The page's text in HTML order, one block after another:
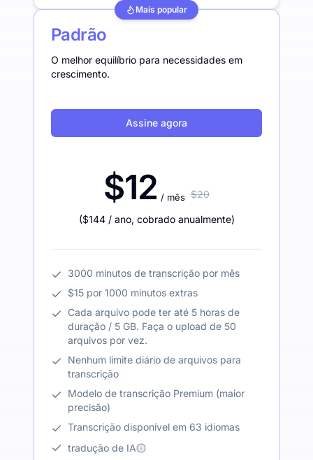
Mais popular
Padrão
O melhor equilíbrio para necessidades em
crescimento.
Assine agora
$12 / mês $20
($144 / ano, cobrado anualmente)
3000 minutos de transcrição por mês
$15 por 1000 minutos extras
Cada arquivo pode ter até 5 horas de
duração / 5 GB. Faça o upload de 50
arquivos por vez.
Nenhum limite diário de arquivos para
transcrição
Modelo de transcrição Premium (maior
precisão)
Transcrição disponível em 63 idiomas
tradução de IA